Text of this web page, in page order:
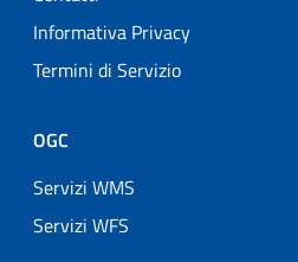
Informativa Privacy
Termini di Servizio
OGC
Servizi WMS
Servizi WFS